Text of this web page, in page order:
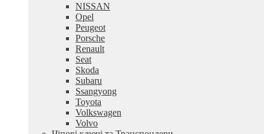
NISSAN
Opel
Peugeot
Porsche
Renault
Seat
Skoda
Subaru
Ssangyong
Toyota
Volkswagen
Volvo